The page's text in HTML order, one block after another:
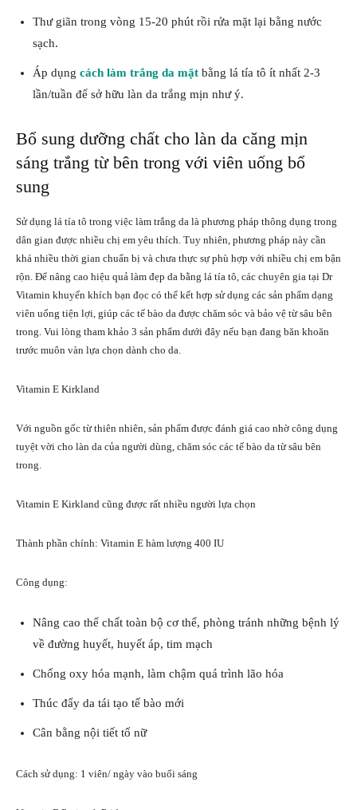
Thư giãn trong vòng 15-20 phút rồi rửa mặt lại bằng nước
sạch.
Áp dụng cách làm trắng da mặt bằng lá tía tô ít nhất 2-3
lần/tuần để sở hữu làn da trắng mịn như ý.
Bổ sung dưỡng chất cho làn da căng mịn
sáng trắng từ bên trong với viên uống bổ
sung
Sử dụng lá tía tô trong việc làm trắng da là phương pháp thông dụng trong
dân gian được nhiều chị em yêu thích. Tuy nhiên, phương pháp này cần
khá nhiều thời gian chuẩn bị và chưa thực sự phù hợp với nhiều chị em bận
rộn. Để nâng cao hiệu quả làm đẹp da bằng lá tía tô, các chuyên gia tại Dr
Vitamin khuyến khích bạn đọc có thể kết hợp sử dụng các sản phẩm dạng
viên uống tiện lợi, giúp các tế bào da được chăm sóc và bảo vệ từ sâu bên
trong. Vui lòng tham khảo 3 sản phẩm dưới đây nếu bạn đang băn khoăn
trước muôn vàn lựa chọn dành cho da.
Vitamin E Kirkland
Với nguồn gốc từ thiên nhiên, sản phẩm được đánh giá cao nhờ công dụng
tuyệt vời cho làn da của người dùng, chăm sóc các tế bào da từ sâu bên
trong.
Vitamin E Kirkland cũng được rất nhiều người lựa chọn
Thành phần chính: Vitamin E hàm lượng 400 IU
Công dụng:
Nâng cao thể chất toàn bộ cơ thể, phòng tránh những bệnh lý
về đường huyết, huyết áp, tim mạch
Chống oxy hóa mạnh, làm chậm quá trình lão hóa
Thúc đẩy da tái tạo tế bào mới
Cân bằng nội tiết tố nữ
Cách sử dụng: 1 viên/ ngày vào buổi sáng